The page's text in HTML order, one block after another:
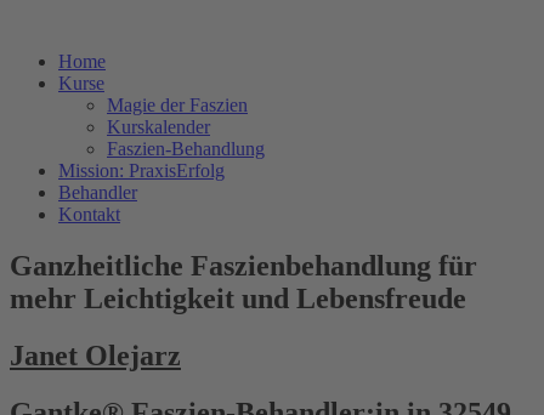
Home
Kurse
Magie der Faszien
Kurskalender
Faszien-Behandlung
Mission: PraxisErfolg
Behandler
Kontakt
Ganzheitliche Faszienbehandlung für
mehr Leichtigkeit und Lebensfreude
Janet Olejarz